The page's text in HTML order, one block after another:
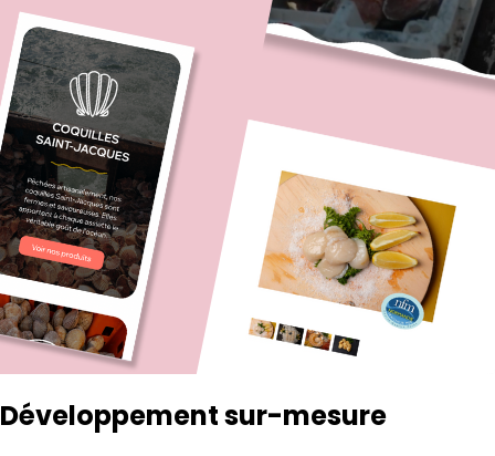
Développement sur-mesure